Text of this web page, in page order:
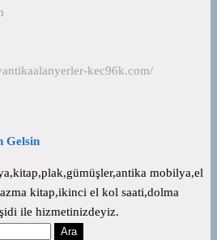
kec96k.com/
Gelsin
mobilya,el
kitap,ikinci el kol saati,dolma
ile hizmetinizdeyiz.